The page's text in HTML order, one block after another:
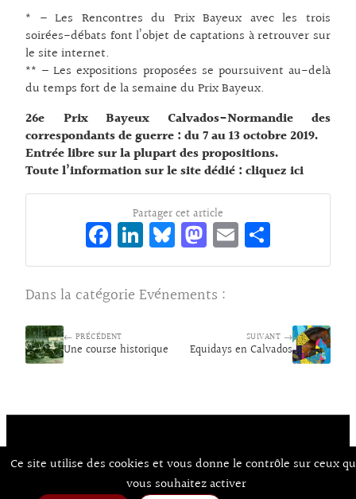
* – Les Rencontres du Prix Bayeux avec les trois
soirées-débats font l’objet de captations à retrouver sur
le site internet.
** – Les expositions proposées se poursuivent au-delà
du temps fort de la semaine du Prix Bayeux.
26e Prix Bayeux Calvados-Normandie des
correspondants de guerre : du 7 au 13 octobre 2019.
Entrée libre sur la plupart des propositions.
Toute l’information sur le site dédié : cliquez ici
Partager cet article
Fa
ce
bo
o
k
Li
n
ke
dI
n
Bl
ue
sk
y
M
as
to
d
o
n
E
m rt
Dans la catégorie Evénements :
← PRÉCÉDENT
Une course historique
SUIVANT →
Equidays en Calvados
Contact
À Propos d’Aux Arts
Mentions Légales / CGU
Ce site utilise des cookies et vous donne le contrôle sur ceux
vous souhaitez activer